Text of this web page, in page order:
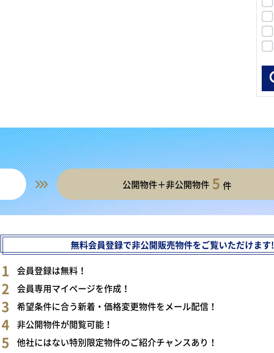
公開物件＋非公開物件 5 件
無料会員登録で非公開販売物件をご覧いただけます!
会員登録は無料！
会員専用マイページを作成！
希望条件に合う新着・価格変更物件をメール配信！
非公開物件が閲覧可能！
他社にはない特別限定物件のご紹介チャンスあり！